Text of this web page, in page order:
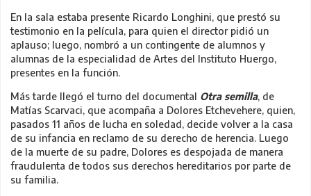
En la sala estaba presente Ricardo Longhini, que prestó su
testimonio en la película, para quien el director pidió un
aplauso; luego, nombró a un contingente de alumnos y
alumnas de la especialidad de Artes del Instituto Huergo,
presentes en la función.
Más tarde llegó el turno del documental Otra semilla, de
Matías Scarvaci, que acompaña a Dolores Etchevehere, quien,
pasados 11 años de lucha en soledad, decide volver a la casa
de su infancia en reclamo de su derecho de herencia. Luego
de la muerte de su padre, Dolores es despojada de manera
fraudulenta de todos sus derechos hereditarios por parte de
su familia.